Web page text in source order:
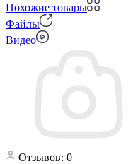
Похожие товары
Файлы
Видео
Отзывов: 0